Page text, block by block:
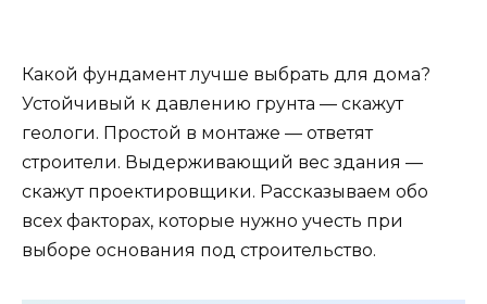
Какой фундамент лучше выбрать для дома?
Устойчивый к давлению грунта — скажут
геологи. Простой в монтаже — ответят
строители. Выдерживающий вес здания —
скажут проектировщики. Рассказываем обо
всех факторах, которые нужно учесть при
выборе основания под строительство.